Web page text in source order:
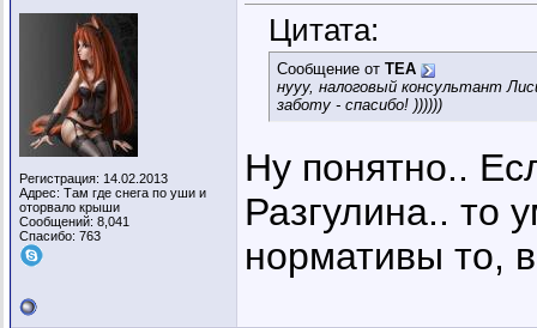
Регистрация: 14.02.2013
Адрес: Там где снега по уши и
оторвало крыши
Сообщений: 8,041
Спасибо: 763
Цитата:
Сообщение от ТЕА
нууу, налоговый консультант
заботу - спасибо! ))))))
Ну понятно..
Разгулина.. то
нормативы то,